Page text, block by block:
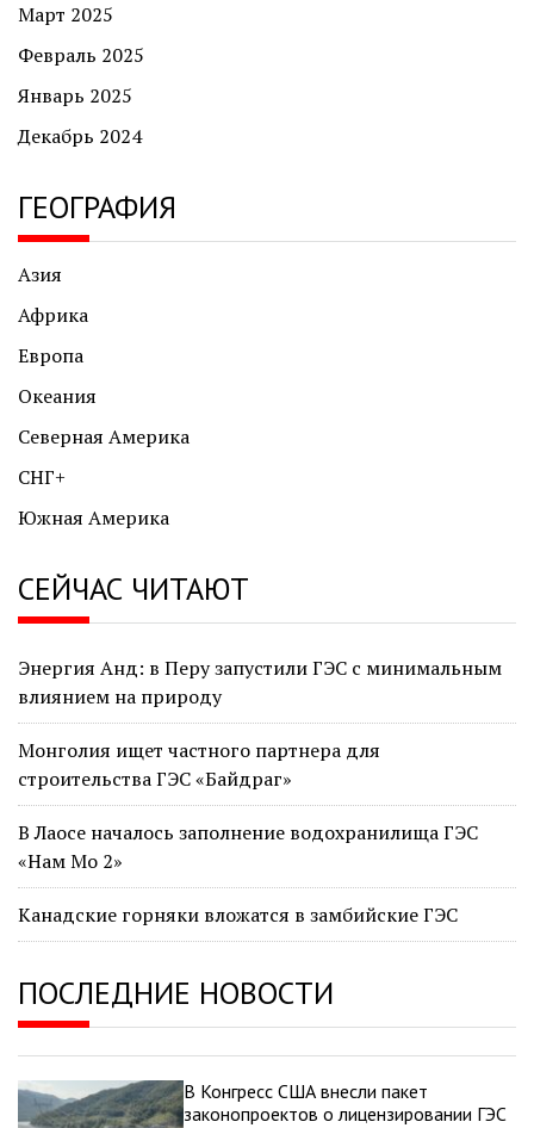
Март 2025
Февраль 2025
Январь 2025
Декабрь 2024
ГЕОГРАФИЯ
Азия
Африка
Европа
Океания
Северная Америка
СНГ+
Южная Америка
СЕЙЧАС ЧИТАЮТ
Энергия Анд: в Перу запустили ГЭС с минимальным
влиянием на природу
Монголия ищет частного партнера для
строительства ГЭС «Байдраг»
В Лаосе началось заполнение водохранилища ГЭС
«Нам Мо 2»
Канадские горняки вложатся в замбийские ГЭС
ПОСЛЕДНИЕ НОВОСТИ
В Конгресс США внесли пакет
законопроектов о лицензировании ГЭС